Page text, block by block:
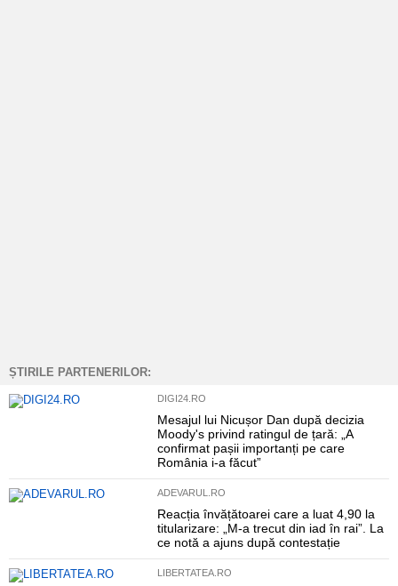
ȘTIRILE PARTENERILOR:
DIGI24.RO
Mesajul lui Nicușor Dan după decizia
Moody's privind ratingul de țară: „A
confirmat pașii importanți pe care
România i-a făcut”
ADEVARUL.RO
Reacția învățătoarei care a luat 4,90 la
titularizare: „M-a trecut din iad în rai”. La
ce notă a ajuns după contestație
LIBERTATEA.RO